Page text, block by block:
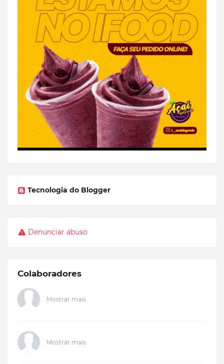
Tecnologia do Blogger
Denunciar abuso
Colaboradores
Mostrar mais
Mostrar mais